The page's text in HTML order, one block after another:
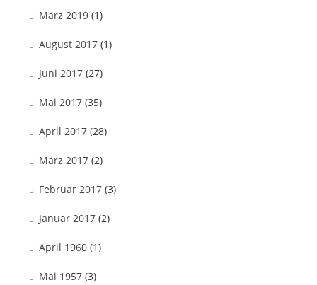
März 2019 (1)
August 2017 (1)
Juni 2017 (27)
Mai 2017 (35)
April 2017 (28)
März 2017 (2)
Februar 2017 (3)
Januar 2017 (2)
April 1960 (1)
Mai 1957 (3)